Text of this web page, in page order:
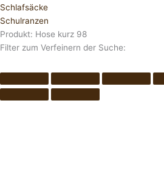
Schlafsäcke
Schulranzen
Produkt: Hose kurz 98
Filter zum Verfeinern der Suche: